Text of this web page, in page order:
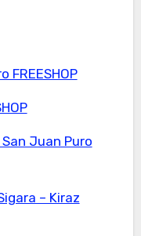
FREESHOP
Juan Puro
– Kiraz